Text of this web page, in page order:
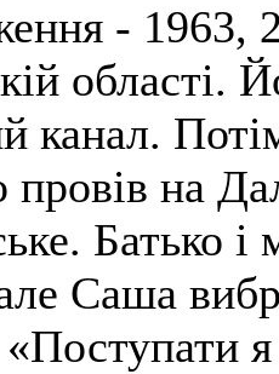
- 1963,
області.
канал.
на
Батько і
Саша
«Поступати